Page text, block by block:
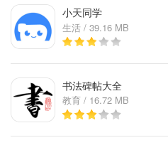
小天同学
生活 / 39.16 MB
书法碑帖大全
教育 / 16.72 MB